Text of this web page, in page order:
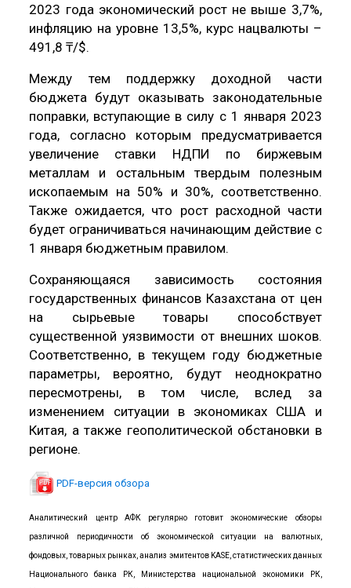
2023 года экономический рост не выше 3,7%,
инфляцию на уровне 13,5%, курс нацвалюты –
491,8 ₸/$.
Между тем поддержку доходной части
бюджета будут оказывать законодательные
поправки, вступающие в силу с 1 января 2023
года, согласно которым предусматривается
увеличение ставки НДПИ по биржевым
металлам и остальным твердым полезным
ископаемым на 50% и 30%, соответственно.
Также ожидается, что рост расходной части
будет ограничиваться начинающим действие с
1 января бюджетным правилом.
Сохраняющаяся зависимость состояния
государственных финансов Казахстана от цен
на сырьевые товары способствует
существенной уязвимости от внешних шоков.
Соответственно, в текущем году бюджетные
параметры, вероятно, будут неоднократно
пересмотрены, в том числе, вслед за
изменением ситуации в экономиках США и
Китая, а также геополитической обстановки в
регионе.
PDF-версия обзора
Аналитический центр АФК регулярно готовит экономические обзоры
различной периодичности об экономической ситуации на валютных,
фондовых, товарных рынках, анализ эмитентов KASE, статистических данных
Национального банка РК, Министерства национальной экономики РК,